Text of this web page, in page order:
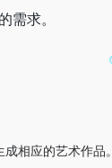
需求。
相应的艺术作品。